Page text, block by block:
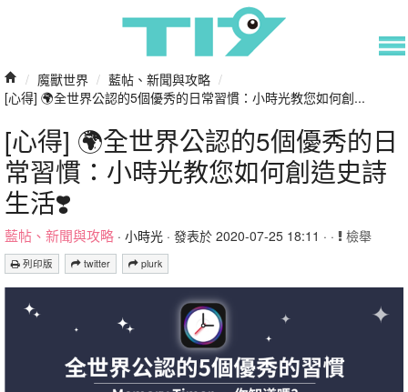
/ 魔獸世界 / 藍帖、新聞與攻略 /
[心得] 🌍全世界公認的5個優秀的日常習慣：小時光教您如何創...
[心得] 🌍全世界公認的5個優秀的日
常習慣：小時光教您如何創造史詩
生活❣️
藍帖、新聞與攻略 · 小時光 · 發表於 2020-07-25 18:11 · · 檢舉
列印版 twitter plurk